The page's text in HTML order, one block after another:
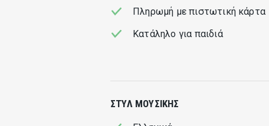
Πληρωμή με πιστωτική κάρτα
Κατάληλο για παιδιά
ΣΤΥΛ ΜΟΥΣΙΚΉΣ